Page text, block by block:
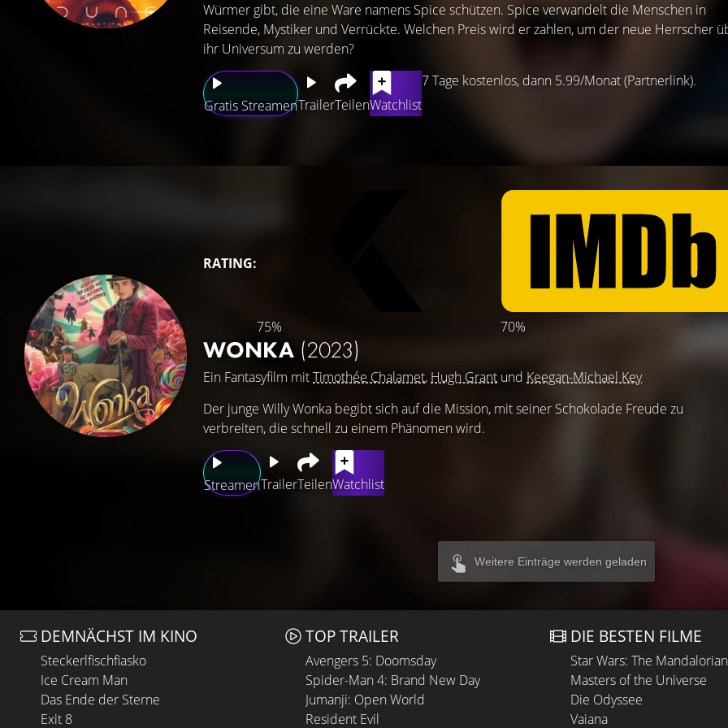
Gratis StreamenTrailerTeilenWatchlist
7 Tage kostenlos, dann 5.99/Monat (Partnerlink).
Würmer gibt, die eine Ware namens Spice schützen. Spice verwandelt die Menschen in
Reisende, Mystiker und Verrückte. Welchen Preis wird er zahlen, um der neue Herrscher
ihr Universum zu werden?
RATING:
75% 70%
WONKA (2023)
Ein Fantasyfilm mitTimothée Chalamet, Hugh Grant und Keegan-Michael Key
StreamenTrailerTeilenWatchlist
Der junge Willy Wonka begibt sich auf die Mission, mit seiner Schokolade Freude zu
verbreiten, die schnell zu einem Phänomen wird.
Weitere Einträge werden geladen
DEMNÄCHST IM KINO
Steckerlfischfiasko
Ice Cream Man
Das Ende der Sterne
Exit 8
TOP TRAILER
Avengers 5: Doomsday
Spider-Man 4: Brand New Day
Jumanji: Open World
Resident Evil
DIE BESTEN FILME
Star Wars: The
Masters of the Universe
Die Odyssee
Vaiana